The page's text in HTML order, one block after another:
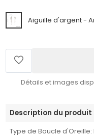
Aiguille d'argent -
Détails et images
Description du produit
Type de Boucle d'Oreille: